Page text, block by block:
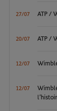
27/07 ATP /
20/07 ATP /
12/07
12/07